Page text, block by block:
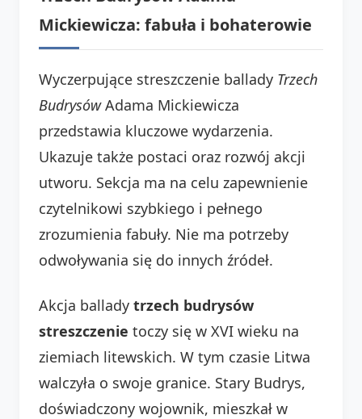
Mickiewicza: fabuła i bohaterowie
Wyczerpujące streszczenie ballady Trzech
BudrysówAdama Mickiewicza
przedstawia kluczowe wydarzenia.
Ukazuje także postaci oraz rozwój akcji
utworu. Sekcja ma na celu zapewnienie
czytelnikowi szybkiego i pełnego
zrozumienia fabuły. Nie ma potrzeby
odwoływania się do innych źródeł.
Akcja ballady trzech budrysów
streszczenie toczy się w XVI wieku na
ziemiach litewskich. W tym czasie Litwa
walczyła o swoje granice. Stary Budrys,
doświadczony wojownik, mieszkał w